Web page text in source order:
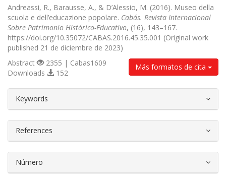
Andreassi, R., Barausse, A., & D’Alessio, M. (2016). Museo della
scuola e dell’educazione popolare. Cabás. Revista Internacional
Sobre Patrimonio Histórico-Educativo, (16), 143–167.
https://doi.org/10.35072/CABAS.2016.45.35.001 (Original work
published 21 de diciembre de 2023)
Más formatos de cita
Abstract
2355 | Cabas1609
Downloads
152
Keywords
References
Número